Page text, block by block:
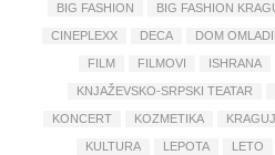
BIG FASHION BIG FASHION
CINEPLEXX DECA DOM
FILM FILMOVI ISHRANA
KNJAŽEVSKO-SRPSKI TEATAR
KONCERT KOZMETIKA
KULTURA LEPOTA LETO